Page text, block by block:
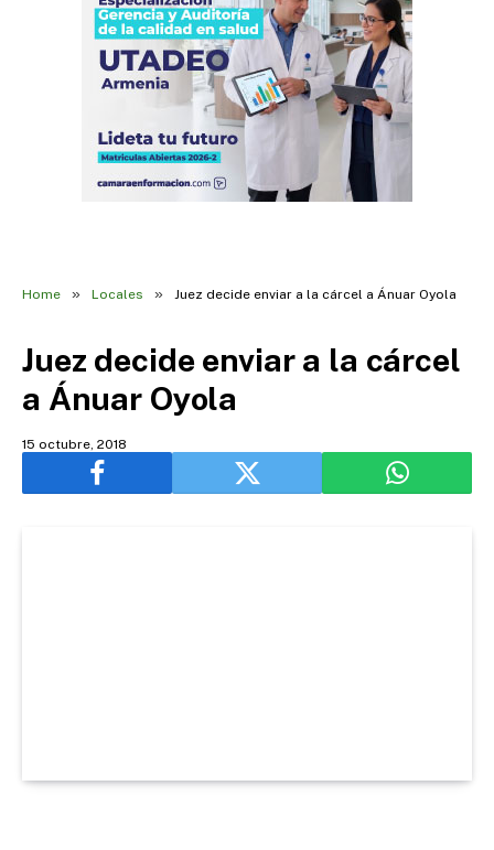
Home » Locales » Juez decide enviar a la cárcel a Ánuar Oyola
Juez decide enviar a la cárcel
a Ánuar Oyola
15 octubre, 2018